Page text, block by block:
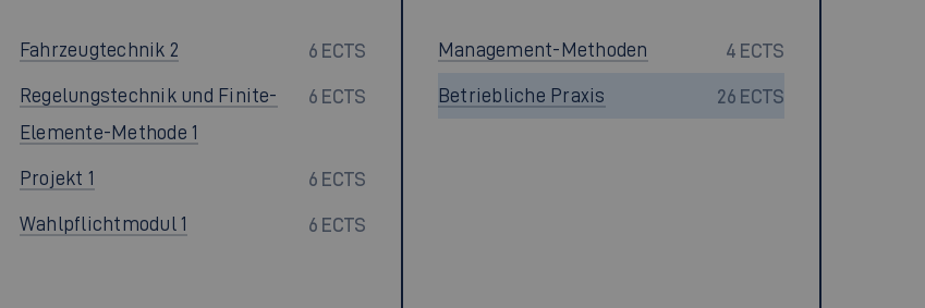
Fahrzeugtechnik 2 6 ECTS
Regelungstechnik und Finite-
Elemente-Methode 1
6 ECTS
Projekt 1 6 ECTS
Wahlpflichtmodul 1 6 ECTS
Management-Methoden 4 ECTS
Betriebliche Praxis 26 ECTS